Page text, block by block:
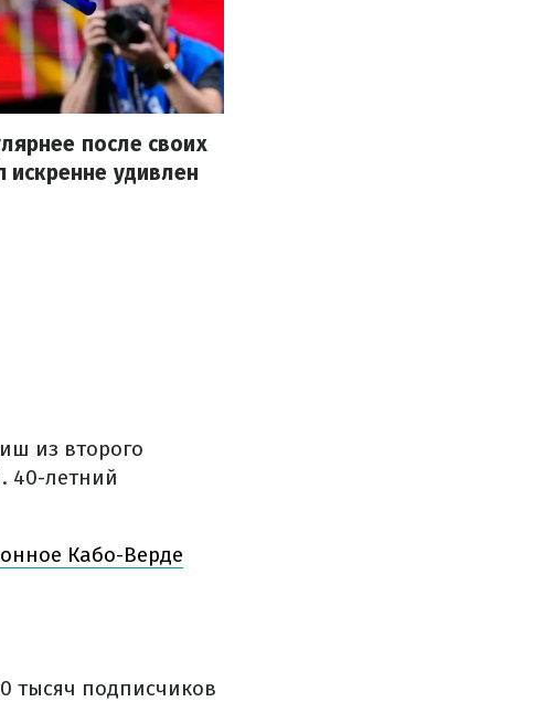
после своих
удивлен
из второго
40-летний
Кабо-Верде
тысяч подписчиков